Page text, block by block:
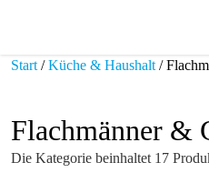
Start /Küche & Haushalt /
Flachmänner &
Die Kategorie beinhaltet 17